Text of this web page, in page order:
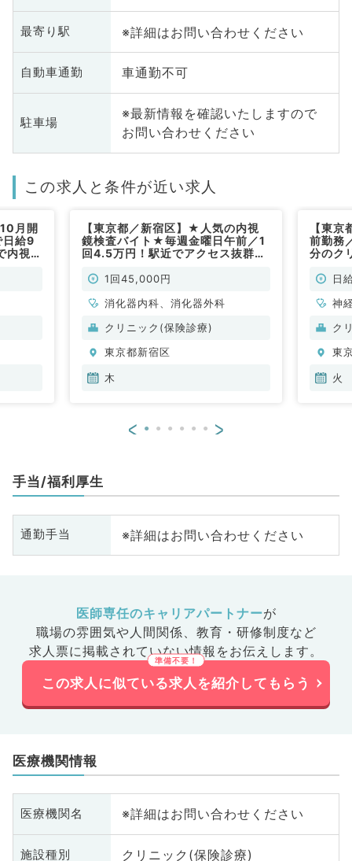
最寄り駅 ※詳細はお問い合わせください
自動車通勤 車通勤不可
駐車場
※最新情報を確認いたしますので
お問い合わせください
この求人と条件が近い求人
月開
給9
内視鏡
【東京都／新宿区】★人気の内視
鏡検査バイト★毎週金曜日午前／1
回4.5万円！駅近でアクセス抜群で
1回45,000円
消化器内科、消化器外科
クリニック(保険診療)
東京都新宿区
木
【東
前勤務
分のク
日
神
科
内
ク
東
火
< >
手当/福利厚生
通勤手当 ※詳細はお問い合わせください
医師専任のキャリアパートナーが
職場の雰囲気や人間関係、 教育・研修制度など
求人票に掲載されていない情報をお伝えします。
この求人に似ている求人を紹介してもらう
医療機関情報
医療機関名 ※詳細はお問い合わせください
施設種別 クリニック(保険診療)